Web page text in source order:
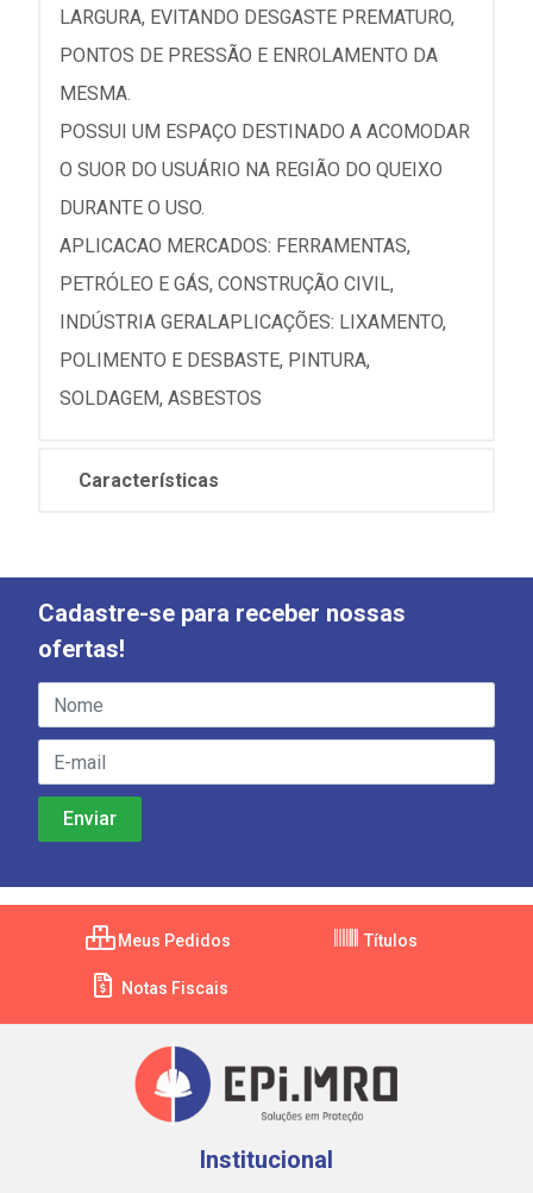
LARGURA, EVITANDO DESGASTE PREMATURO,
PONTOS DE PRESSÃO E ENROLAMENTO DA
MESMA.
POSSUI UM ESPAÇO DESTINADO A ACOMODAR
O SUOR DO USUÁRIO NA REGIÃO DO QUEIXO
DURANTE O USO.
APLICACAO MERCADOS: FERRAMENTAS,
PETRÓLEO E GÁS, CONSTRUÇÃO CIVIL,
INDÚSTRIA GERALAPLICAÇÕES: LIXAMENTO,
POLIMENTO E DESBASTE, PINTURA,
SOLDAGEM, ASBESTOS
Características
Cadastre-se para receber nossas
ofertas!
Meus Pedidos Títulos
Notas Fiscais
Institucional